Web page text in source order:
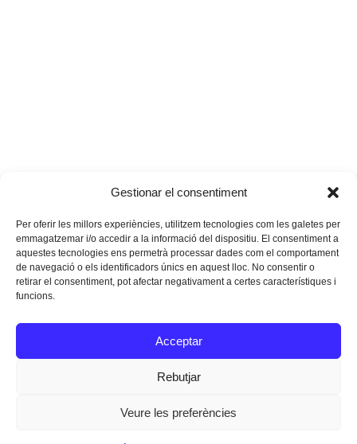
Gestionar el consentiment
Per oferir les millors experiències, utilitzem tecnologies com les galetes per
emmagatzemar i/o accedir a la informació del dispositiu. El consentiment a
aquestes tecnologies ens permetrà processar dades com el comportament
de navegació o els identificadors únics en aquest lloc. No consentir o
retirar el consentiment, pot afectar negativament a certes característiques i
funcions.
Acceptar
Rebutjar
Veure les preferències
Instagram
Facebook
Twitter
Texts Legals